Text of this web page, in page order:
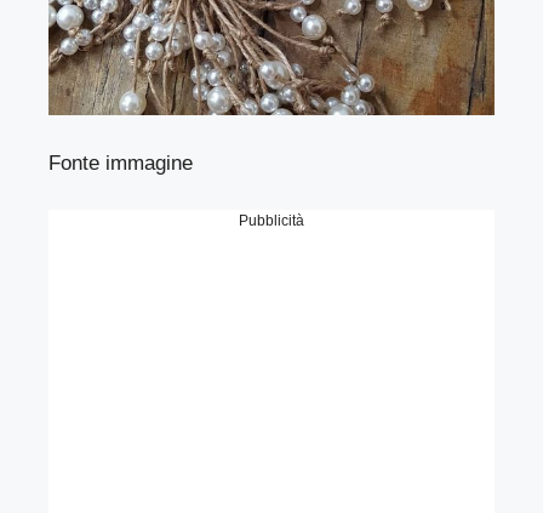
Fonte immagine
Pubblicità